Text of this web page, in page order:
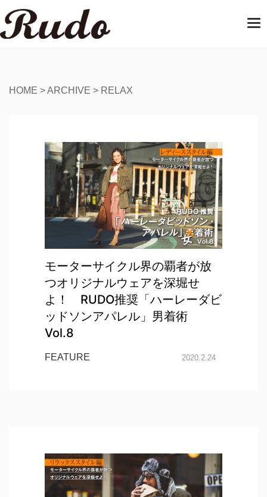
T
HOME >ARCHIVE > RELAX
モーターサイクル界の覇者が放
つオリジナルウェアを深堀せ
よ！ RUDO推奨「ハーレーダビ
ッドソンアパレル」男着術
Vol.8
FEATURE 2020.2.24